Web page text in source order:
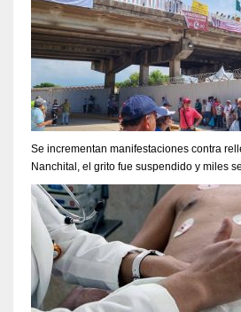
Se incrementan manifestaciones contra
Nanchital, el grito fue suspendido y miles